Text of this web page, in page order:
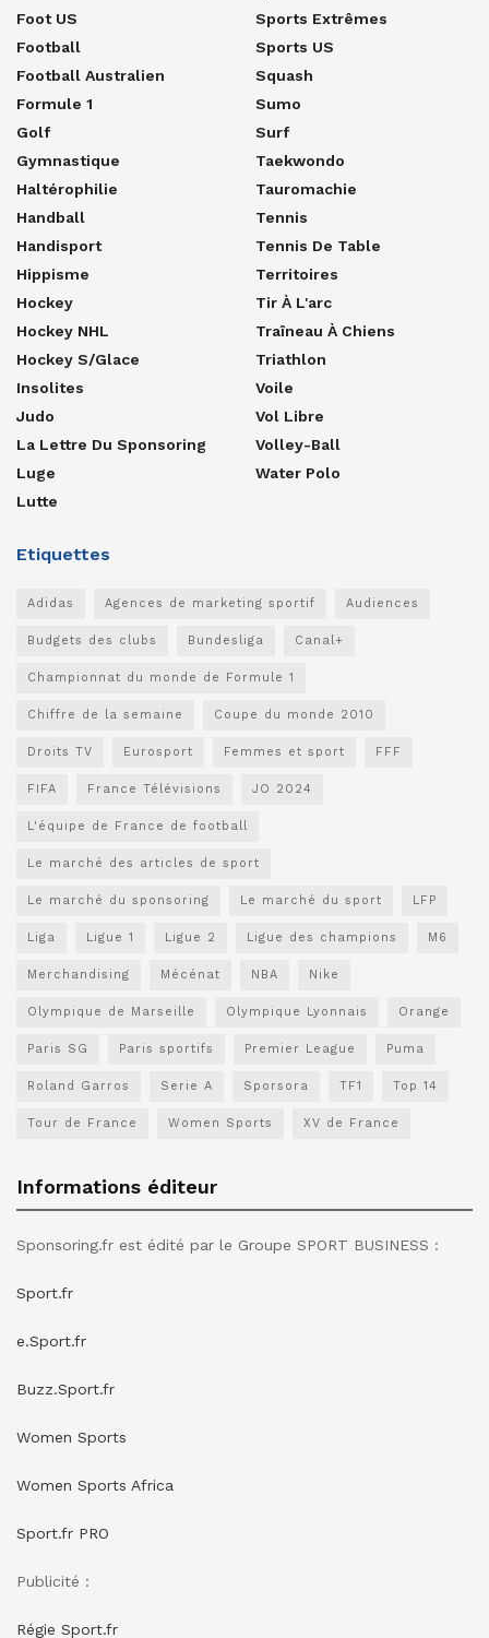
Foot US
Football
Football Australien
Formule 1
Golf
Gymnastique
Haltérophilie
Handball
Handisport
Hippisme
Hockey
Hockey NHL
Hockey S/glace
Insolites
Judo
La Lettre Du Sponsoring
Luge
Lutte
Sports Extrêmes
Sports US
Squash
Sumo
Surf
Taekwondo
Tauromachie
Tennis
Tennis De Table
Territoires
Tir À L'arc
Traîneau À Chiens
Triathlon
Voile
Vol Libre
Volley-Ball
Water Polo
Etiquettes
Adidas Agences de marketing sportif Audiences
Budgets des clubs Bundesliga Canal+
Championnat du monde de Formule 1
Chiffre de la semaine Coupe du monde 2010
Droits TV Eurosport Femmes et sport FFF
FIFA France Télévisions JO 2024
L'équipe de France de football
Le marché des articles de sport
Le marché du sponsoring Le marché du sport LFP
Liga Ligue 1 Ligue 2 Ligue des champions M6
Merchandising Mécénat NBA Nike
Olympique de Marseille Olympique Lyonnais Orange
Paris SG Paris sportifs Premier League Puma
Roland Garros Serie A Sporsora TF1 Top 14
Tour de France Women Sports XV de France
Informations éditeur
Sponsoring.fr est édité par le Groupe SPORT BUSINESS :
Sport.fr
e.Sport.fr
Buzz.Sport.fr
Women Sports
Women Sports Africa
Sport.fr PRO
Publicité :
Régie Sport.fr